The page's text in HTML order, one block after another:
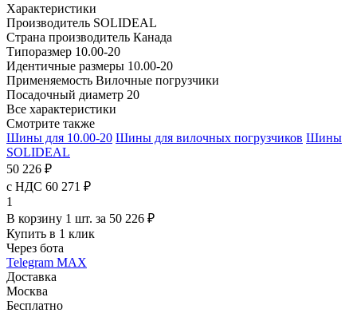
Характеристики
Производитель SOLIDEAL
Страна производитель Канада
Типоразмер 10.00-20
Идентичные размеры 10.00-20
Применяемость Вилочные погрузчики
Посадочный диаметр 20
Все характеристики
Смотрите также
Шины для 10.00-20 Шины для вилочных погрузчиков Шины
SOLIDEAL
50 226 ₽
с НДС 60 271 ₽
1
В корзину 1 шт. за 50 226 ₽
Купить в 1 клик
Через бота
Telegram MAX
Доставка
Москва
Бесплатно